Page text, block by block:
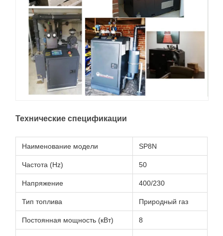
Технические спецификации
Наименование модели SP8N
Частота (Hz) 50
Напряжение 400/230
Тип топлива Природный газ
Постоянная мощность (кВт) 8